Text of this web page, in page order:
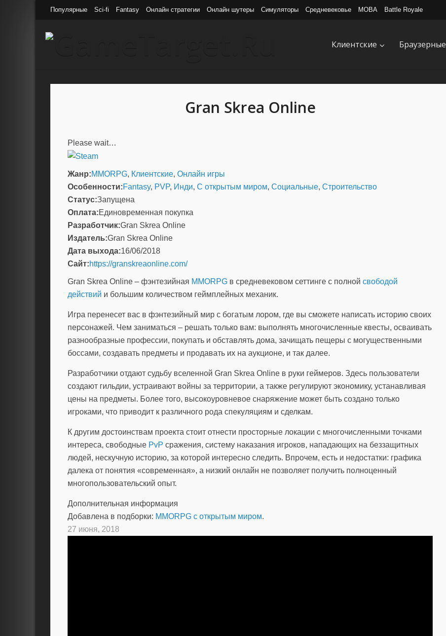
Популярные Sci-fi Fantasy Онлайн стратегии Онлайн шутеры Симуляторы Средневековье MOBA Battle Royale
Клиентские Браузерные
Gran Skrea Online
Please wait…
Жанр:MMORPG, Клиентские, Онлайн игры
Особенности:Fantasy, PVP, Инди, С открытым миром, Социальные, Строительство
Статус:Запущена
Оплата:Единовременная покупка
Разработчик:Gran Skrea Online
Издатель:Gran Skrea Online
Дата выхода:16/06/2018
Сайт:https://granskreaonline.com/
Gran Skrea Online – фэнтезийная MMORPG в средневековом сеттинге с полной свободой
действий и большим количеством геймплейных механик.
Игра перенесет вас в фэнтезийный мир с богатым лором, где вы сможете написать историю своих
персонажей. Чем заниматься – решать только вам: выполнять многочисленные квесты, осваивать
разнообразные профессии, покупать и обставлять дома, зачищать пещеры с могущественными
боссами, создавать предметы и продавать их на аукционе, и так далее.
Разработчики отдают судьбу вселенной Gran Skrea Online в руки геймеров. Здесь пользователи
создают гильдии, устраивают войны за территории, а также регулируют экономику, устанавливая
цены на предметы. Более того, высокоуровневое снаряжение может быть создано только
игроками, что приводит к различного рода спекуляциям и сделкам.
К другим достоинствам проекта стоит отнести просторные локации с многочисленными точками
интереса, свободные PvP сражения, систему наказания игроков, нападающих на беззащитных
людей, нескучную историю, за которой интересно следить. Впрочем, есть и недостатки: графика
далека от понятия «современная», а низкий онлайн не позволяет получить полноценный
многопользовательский опыт.
Дополнительная информация
Добавлена в подборки: MMORPG с открытым миром.
27 июня, 2018